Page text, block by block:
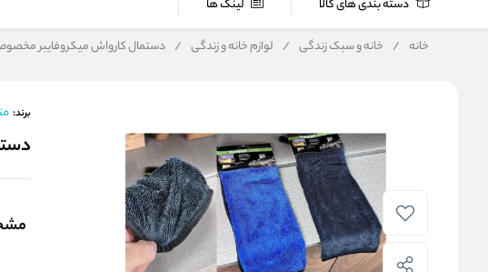
دسته بندی های کالا لینک ها
خانه / خانه و سبک زندگی / لوازم خانه و زندگی / دستمال کارواش میکروفایبر
برند: